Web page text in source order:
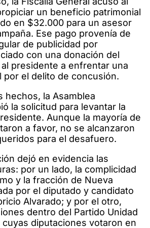
un beneficio patrimonial
en $32.000 para un asesor
Ese pago provenía de
de publicidad por
con una donación del
al presidente a enfrentar una
por el delito de concusión.
hechos, la Asamblea
la solicitud para levantar la
Aunque la mayoría de
a favor, no se alcanzaron
para el desafuero.
dejó en evidencia las
por un lado, la complicidad
y la fracción de Nueva
por el diputado y candidato
Alvarado; y por el otro,
dentro del Partido Unidad
cuyas diputaciones votaron en